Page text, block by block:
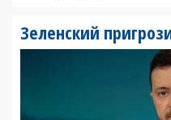
Зеленский